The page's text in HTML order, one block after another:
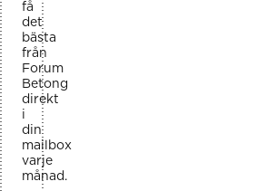
få
det
bästa
från
Forum
Betong
direkt
i
din
mailbox
varje
månad.